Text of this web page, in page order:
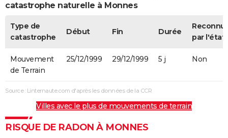
catastrophe naturelle à Monnes
Type de
catastrophe
Début Fin Durée
par l'état
Mouvement
de Terrain
25/12/1999 29/12/1999 5 j Non
Source : Linternaute.com d'après les données de la CCR
Villes avec le plus de mouvements de terrain
RISQUE DE RADON À MONNES